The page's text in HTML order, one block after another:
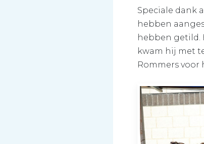
Speciale dank
hebben
hebben getild.
kwam hij met
Rommers voor